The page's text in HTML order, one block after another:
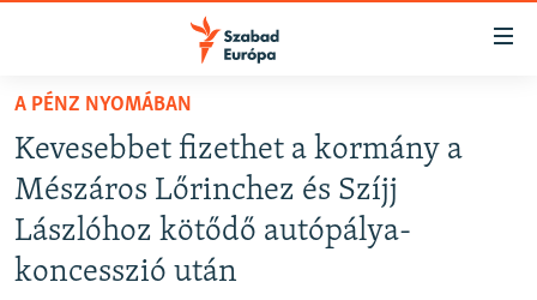
Akadálymentes
Ugrás
fő
oldalra
Ugrás
tartalomjegyzékre
NAPIRENDEN
AKTUÁLIS
PODCASTOK
A PÉNZ NYOMÁBAN
Kevesebbet fizethet a kormány a
Mészáros Lőrinchez és Szíjj
Lászlóhoz kötődő autópálya-
koncesszió után
FELIRATKOZÁS